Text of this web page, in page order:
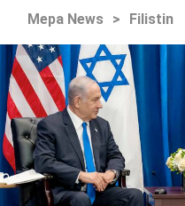
Mepa News > Filistin